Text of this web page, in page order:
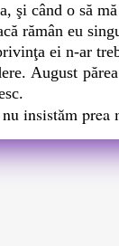
şi când o să
rămân eu
ei n-ar
August
insistăm prea